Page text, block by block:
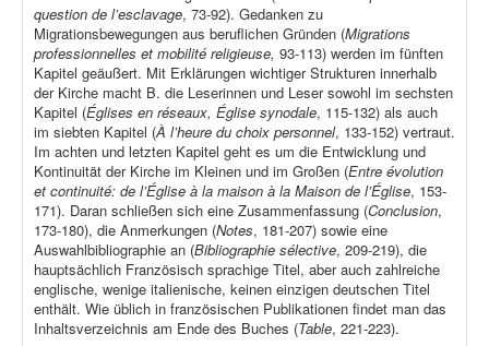
question de l’esclavage, 73-92). Gedanken zu
Migrationsbewegungen aus beruflichen Gründen (Migrations
professionnelles et mobilité religieuse, 93-113) werden im fünften
Kapitel geäußert. Mit Erklärungen wichtiger Strukturen innerhalb
der Kirche macht B. die Leserinnen und Leser sowohl im sechsten
Kapitel (Églises en réseaux, Église synodale, 115-132) als auch
im siebten Kapitel (À l’heure du choix personnel, 133-152) vertraut.
Im achten und letzten Kapitel geht es um die Entwicklung und
Kontinuität der Kirche im Kleinen und im Großen (Entre évolution
et continuité: de l’Église à la maison à la Maison de l’Église, 153-
171). Daran schließen sich eine Zusammenfassung (Conclusion,
173-180), die Anmerkungen (Notes, 181-207) sowie eine
Auswahlbibliographie an (Bibliographie sélective, 209-219), die
hauptsächlich Französisch sprachige Titel, aber auch zahlreiche
englische, wenige italienische, keinen einzigen deutschen Titel
enthält. Wie üblich in französischen Publikationen findet man das
Inhaltsverzeichnis am Ende des Buches (Table, 221-223).